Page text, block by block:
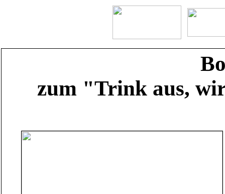
zum "Trink aus,